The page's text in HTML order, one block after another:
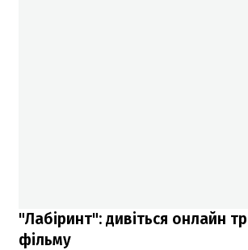
"Лабіринт": дивіться онлайн
фільму